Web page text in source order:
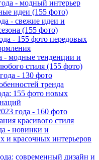
- модный интерьер
идеи (155 фото)
- свежие идеи и
(155 фото)
- 155 фото передовых
- модные тенденции и
стиля (155 фото)
- 130 фото
тренда
155 фото новых
года - 160 фото
красивого стиля
- новинки и
и красочных интерьеров
современный дизайн и